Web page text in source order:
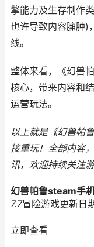
擎能力及生存制作
也许导致内容臃肿)
线。
整体来看，《幻兽
核心，带来内容和
运营玩法。
以上就是《幻兽帕
接重玩！全部内容
讯，欢迎持续关注
幻兽帕鲁steam手
7.7冒险游戏更新日
立即查看